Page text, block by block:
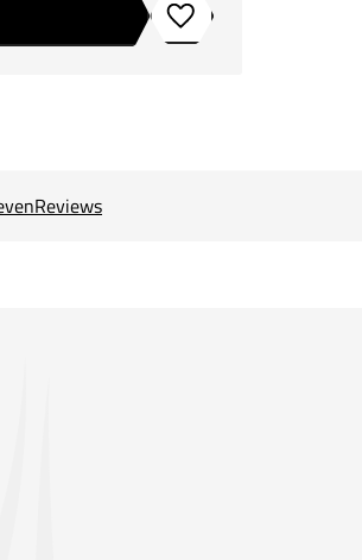
Toevoegen aan verlanglijstje
Reviews